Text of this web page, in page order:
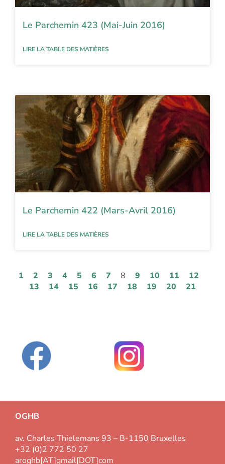
Le Parchemin 423 (Mai-Juin 2016)
LIRE LA TABLE DES MATIÈRES
Le Parchemin 422 (Mars-Avril 2016)
LIRE LA TABLE DES MATIÈRES
1 2 3 4 5 6 7 8 9 10 11
12
13
14 15 16 17 18 19 20 21
OGHB
av. Charles Thielemans 93 – B-1150 Bruxelles
+32 (0)2 772 50 27
aroghb[AT]gmail[DOT]com